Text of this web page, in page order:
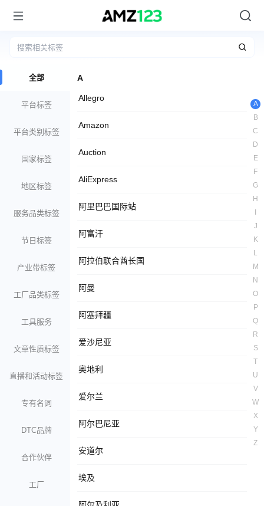
全部
平台标签
平台类别标签
国家标签
地区标签
服务品类标签
节日标签
产业带标签
工厂品类标签
工具服务
文章性质标签
直播和活动标签
专有名词
DTC品牌
合作伙伴
工厂
A
Allegro
Amazon
Auction
AliExpress
阿里巴巴国际站
阿富汗
阿拉伯联合酋长国
阿曼
阿塞拜疆
爱沙尼亚
奥地利
爱尔兰
阿尔巴尼亚
安道尔
埃及
A
B
C
D
E
F
G
H
J
K
L
M
N
O
P
Q
R
S
T
U
V
W
X
Y
Z